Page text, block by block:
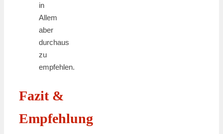
in
Allem
aber
durchaus
zu
empfehlen.
Fazit &
Empfehlung